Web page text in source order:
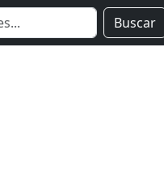
Buscar